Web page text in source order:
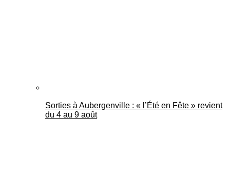
Sorties à Aubergenville : « l’Été en Fête » revient
du 4 au 9 août